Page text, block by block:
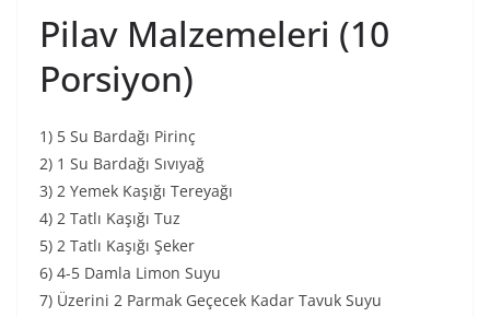
Pilav Malzemeleri (10
Porsiyon)
1) 5 Su Bardağı Pirinç
2) 1 Su Bardağı Sıvıyağ
3) 2 Yemek Kaşığı Tereyağı
4) 2 Tatlı Kaşığı Tuz
5) 2 Tatlı Kaşığı Şeker
6) 4-5 Damla Limon Suyu
7) Üzerini 2 Parmak Geçecek Kadar Tavuk Suyu